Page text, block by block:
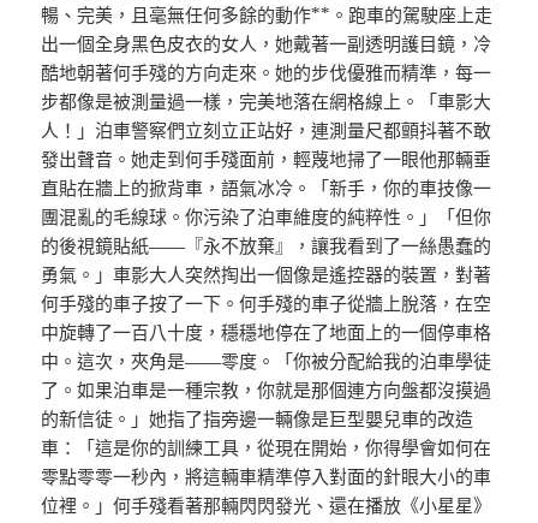
暢、完美，且毫無任何多餘的動作**。跑車的駕駛座上走
出一個全身黑色皮衣的女人，她戴著一副透明護目鏡，冷
酷地朝著何手殘的方向走來。她的步伐優雅而精準，每一
步都像是被測量過一樣，完美地落在網格線上。「車影大
人！」泊車警察們立刻立正站好，連測量尺都顫抖著不敢
發出聲音。她走到何手殘面前，輕蔑地掃了一眼他那輛垂
直貼在牆上的掀背車，語氣冰冷。「新手，你的車技像一
團混亂的毛線球。你污染了泊車維度的純粹性。」「但你
的後視鏡貼紙——『永不放棄』，讓我看到了一絲愚蠢的
勇氣。」車影大人突然掏出一個像是遙控器的裝置，對著
何手殘的車子按了一下。何手殘的車子從牆上脫落，在空
中旋轉了一百八十度，穩穩地停在了地面上的一個停車格
中。這次，夾角是——零度。「你被分配給我的泊車學徒
了。如果泊車是一種宗教，你就是那個連方向盤都沒摸過
的新信徒。」她指了指旁邊一輛像是巨型嬰兒車的改造
車：「這是你的訓練工具，從現在開始，你得學會如何在
零點零零一秒內，將這輛車精準停入對面的針眼大小的車
位裡。」何手殘看著那輛閃閃發光、還在播放《小星星》